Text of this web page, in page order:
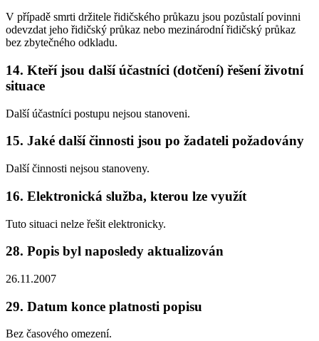
V případě smrti držitele řidičského průkazu jsou pozůstalí povinni
odevzdat jeho řidičský průkaz nebo mezinárodní řidičský průkaz
bez zbytečného odkladu.
14. Kteří jsou další účastníci (dotčení) řešení životní
situace
Další účastníci postupu nejsou stanoveni.
15. Jaké další činnosti jsou po žadateli požadovány
Další činnosti nejsou stanoveny.
16. Elektronická služba, kterou lze využít
Tuto situaci nelze řešit elektronicky.
28. Popis byl naposledy aktualizován
26.11.2007
29. Datum konce platnosti popisu
Bez časového omezení.